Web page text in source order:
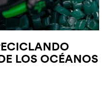
LOS OCÉANOS